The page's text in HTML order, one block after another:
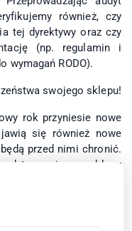
również, czy
tej dyrektywy oraz czy
(np. regulamin i
wymagań RODO).
swojego sklepu!
rok przyniesie nowe
się również nowe
przed nimi chronić.
swojego e-sklepu
koniecznie umieść taki
2024.